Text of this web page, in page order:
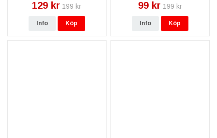
129 kr 199 kr
Info Köp
99 kr 199 kr
Info Köp